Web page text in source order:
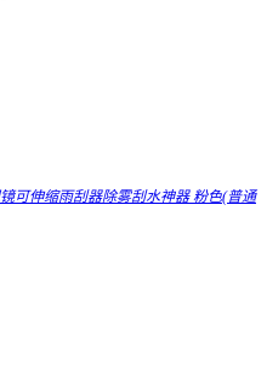
可伸缩雨刮器除雾刮水神器 粉色(普通